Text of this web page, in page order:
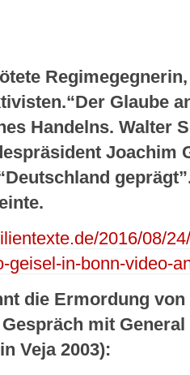
Glaube
Handelns. Walter
Joachim
2016/08/
geisel-in-bonn-video-
die Ermordung
mit
Veja 2003):